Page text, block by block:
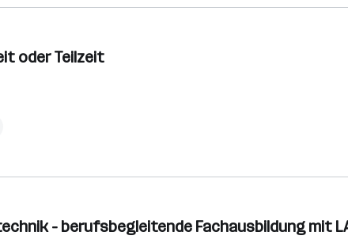
oder Teilzeit
- berufsbegleitende Fachausbildung mit